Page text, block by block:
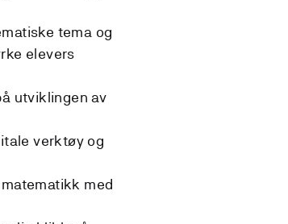
tema og
elevers
utviklingen av
verktøy og
med